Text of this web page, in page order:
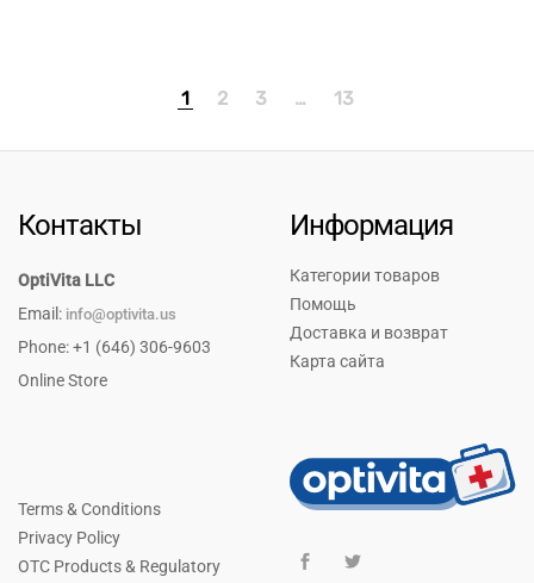
1 2 3 … 13
Контакты
OptiVita LLC
Email: info@optivita.us
Phone: +1 (646) 306-9603
Online Store
Информация
Категории товаров
Помощь
Доставка и возврат
Карта сайта
Terms & Conditions
Privacy Policy
OTC Products & Regulatory